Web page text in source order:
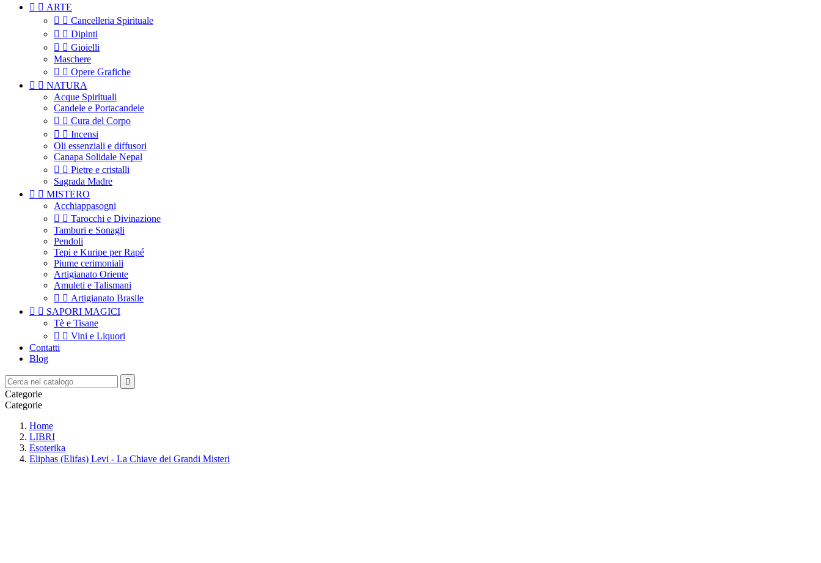
  ARTE
  Cancelleria Spirituale
  Dipinti
  Gioielli
Maschere
  Opere Grafiche
  NATURA
Acque Spirituali
Candele e Portacandele
  Cura del Corpo
  Incensi
Oli essenziali e diffusori
Canapa Solidale Nepal
  Pietre e cristalli
Sagrada Madre
  MISTERO
Acchiappasogni
  Tarocchi e Divinazione
Tamburi e Sonagli
Pendoli
Tepi e Kuripe per Rapé
Piume cerimoniali
Artigianato Oriente
Amuleti e Talismani
  Artigianato Brasile
  SAPORI MAGICI
Tè e Tisane
  Vini e Liquori
Contatti
Blog

Categorie
Categorie
Home
LIBRI
Esoterika
Eliphas (Elifas) Levi - La Chiave dei Grandi Misteri